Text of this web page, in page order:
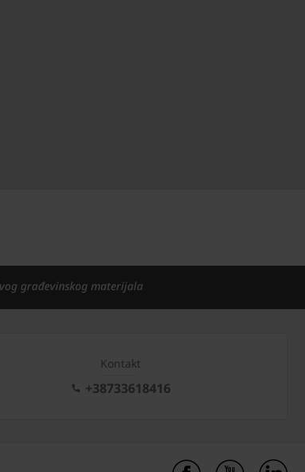
građevinskog materijala
Kontakt
+38733618416